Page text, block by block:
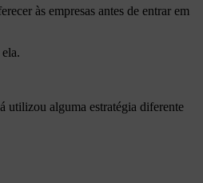
às empresas antes de entrar em
utilizou alguma estratégia diferente